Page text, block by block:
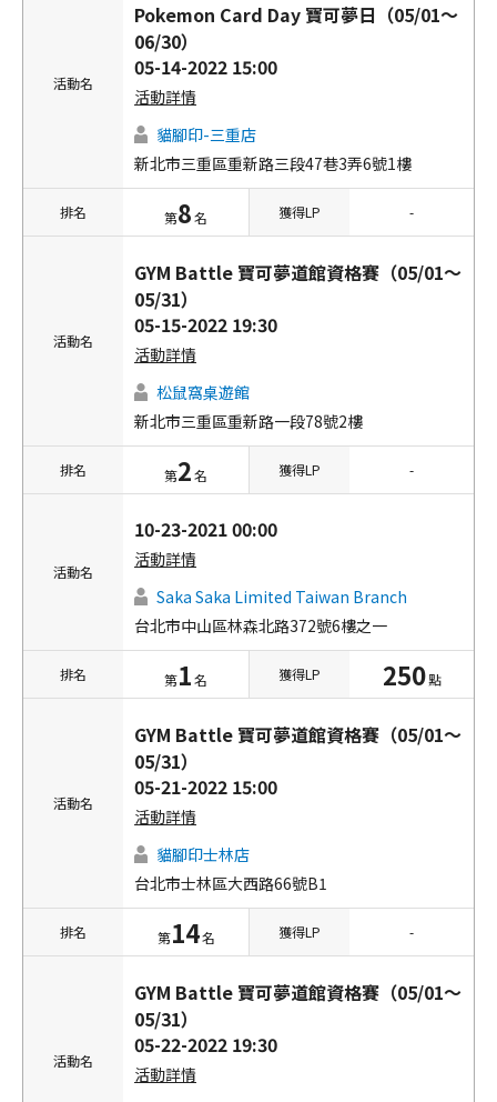
活動名
Pokemon Card Day 寶可夢日（05/01～
06/30）
05-14-2022 15:00
活動詳情
貓腳印-三重店
新北市三重區重新路三段47巷3弄6號1樓
排名 第8名 獲得LP -
活動名
GYM Battle 寶可夢道館資格賽（05/01～
05/31）
05-15-2022 19:30
活動詳情
松鼠窩桌遊館
新北市三重區重新路一段78號2樓
排名 第2名 獲得LP -
活動名
10-23-2021 00:00
活動詳情
Saka Saka Limited Taiwan Branch
台北市中山區林森北路372號6樓之一
排名 第1名 獲得LP 250點
活動名
GYM Battle 寶可夢道館資格賽（05/01～
05/31）
05-21-2022 15:00
活動詳情
貓腳印士林店
台北市士林區大西路66號B1
排名 第14名 獲得LP -
活動名
GYM Battle 寶可夢道館資格賽（05/01～
05/31）
05-22-2022 19:30
活動詳情